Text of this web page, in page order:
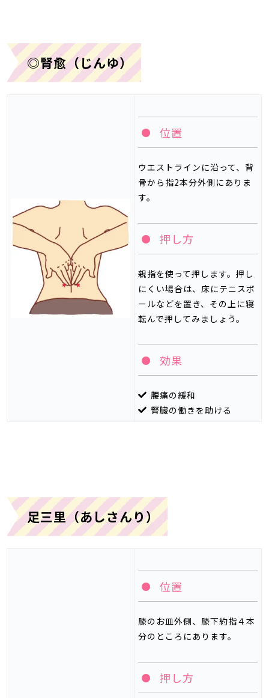
◎腎愈（じんゆ）
位置
ウエストラインに沿って、背
骨から指2本分外側にありま
す。
押し方
親指を使って押します。押し
にくい場合は、床にテニスボ
ールなどを置き、その上に寝
転んで押してみましょう。
効果
腰痛の緩和
腎臓の働きを助ける
足三里（あしさんり）
位置
膝のお皿外側、膝下約指４本
分のところにあります。
押し方